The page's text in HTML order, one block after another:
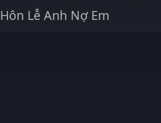
Hôn Lễ Anh Nợ Em